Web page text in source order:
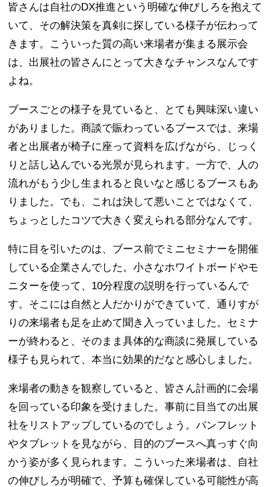
皆さんは自社のDX推進という明確な伸びしろを抱えて
いて、その解決策を真剣に探している様子が伝わって
きます。こういった質の高い来場者が集まる展示会
は、出展社の皆さんにとって大きなチャンスなんです
よね。
ブースごとの様子を見ていると、とても興味深い違い
がありました。商談で賑わっているブースでは、来場
者と出展者が椅子に座って資料を広げながら、じっく
りと話し込んでいる光景が見られます。一方で、人の
流れがもう少し生まれると良いなと感じるブースもあ
りました。でも、これは決して悪いことではなくて、
ちょっとしたコツで大きく変えられる部分なんです。
特に目を引いたのは、ブース前でミニセミナーを開催
している企業さんでした。小さなホワイトボードやモ
ニターを使って、10分程度の説明を行っているんで
す。そこには自然と人だかりができていて、通りすが
りの来場者も足を止めて聞き入っていました。セミナ
ーが終わると、そのまま具体的な商談に発展している
様子も見られて、本当に効果的だなと感心しました。
来場者の動きを観察していると、皆さん計画的に会場
を回っている印象を受けました。事前に目当ての出展
社をリストアップしているのでしょう。パンフレット
やタブレットを見ながら、目的のブースへ真っすぐ向
かう姿が多く見られます。こういった来場者は、自社
の伸びしろが明確で、予算も確保している可能性が高